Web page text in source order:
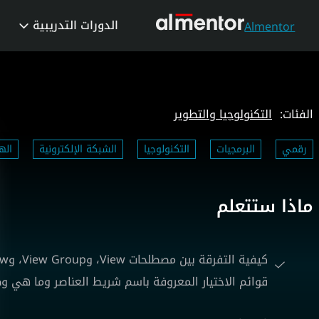
Almentor الدورات التدريبية
الفئات: التكنولوجيا والتطوير
رقمي البرمجيات التكنولوجيا الشبكة الإلكترونية الهدف 9:
ماذا ستتعلم
قوائم الاختيار المعروفة باسم شريط العناصر وما هي